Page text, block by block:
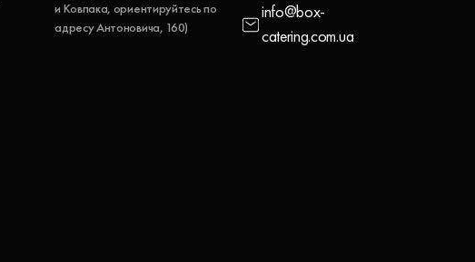
и Ковпака, ориентируйтесь по
адресу Антоновича, 160)
info@box-
catering.com.ua